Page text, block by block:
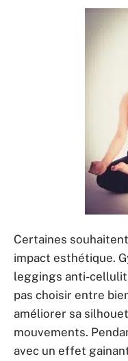
Certaines
impact esthétique.
leggings anti-
pas choisir entre
améliorer sa
mouvements.
avec un effet